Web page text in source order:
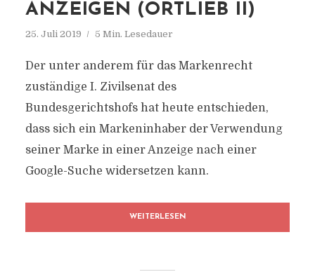
ANZEIGEN (ORTLIEB II)
25. Juli 2019 5 Min. Lesedauer
Der unter anderem für das Markenrecht
zuständige I. Zivilsenat des
Bundesgerichtshofs hat heute entschieden,
dass sich ein Markeninhaber der Verwendung
seiner Marke in einer Anzeige nach einer
Google-Suche widersetzen kann.
WEITERLESEN